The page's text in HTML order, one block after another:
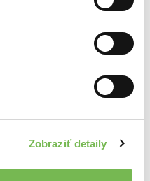
Zobraziť detaily
dlhej životnosti"